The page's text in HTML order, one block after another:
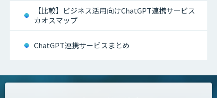
【比較】ビジネス活用向けChatGPT連携サービス
カオスマップ
ChatGPT連携サービスまとめ